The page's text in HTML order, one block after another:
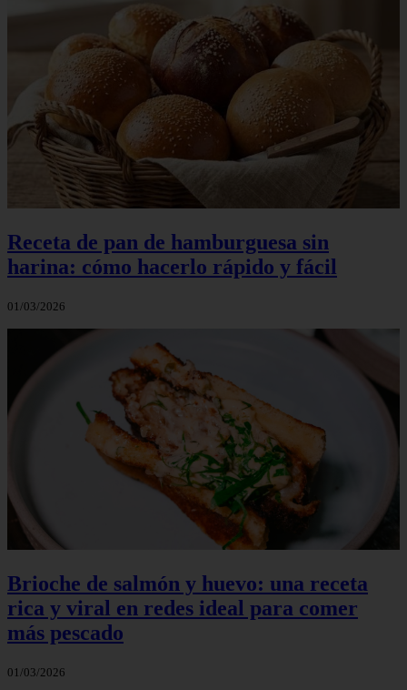
Receta de pan de hamburguesa sin
harina: cómo hacerlo rápido y fácil
01/03/2026
Brioche de salmón y huevo: una receta
rica y viral en redes ideal para comer
más pescado
01/03/2026